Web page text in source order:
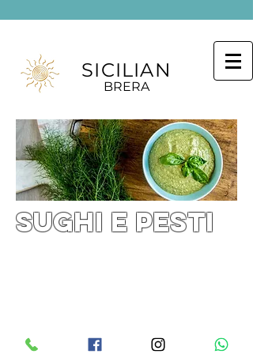
SICILIAN
BRERA
sughi e PESTI